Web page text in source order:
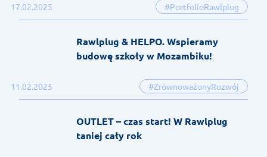
17.02.2025 #PortfolioRawlplug
11.02.2025 #ZrównoważonyRozwój
Rawlplug & HELPO. Wspieramy
budowę szkoły w Mozambiku!
OUTLET – czas start! W Rawlplug
taniej cały rok